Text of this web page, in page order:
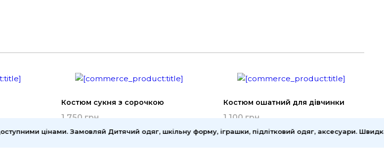
Костюм сукня з сорочкою
1 750 грн
Костюм ошатний для дівчинки
1 100 грн
цінами. Замовляй Дитячий одяг, шкільну форму, іграшки, підлітковий одяг, аксесуари. Швидка